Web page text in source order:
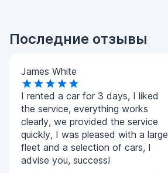
Последние отзывы
James White
I rented a car for 3 days, I liked
the service, everything works
clearly, we provided the service
quickly, I was pleased with a large
fleet and a selection of cars, I
advise you, success!